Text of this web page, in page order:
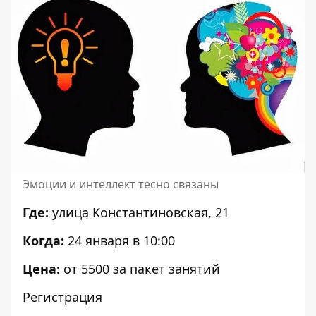
Эмоции и интеллект тесно связаны
Где: улица Константиновская, 21
Когда: 24 января в 10:00
Цена: от 5500 за пакет занятий
Регистрация